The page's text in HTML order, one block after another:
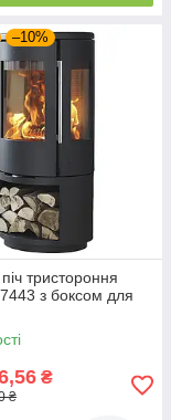
–10%
тристороння
з боксом для
₴
₴